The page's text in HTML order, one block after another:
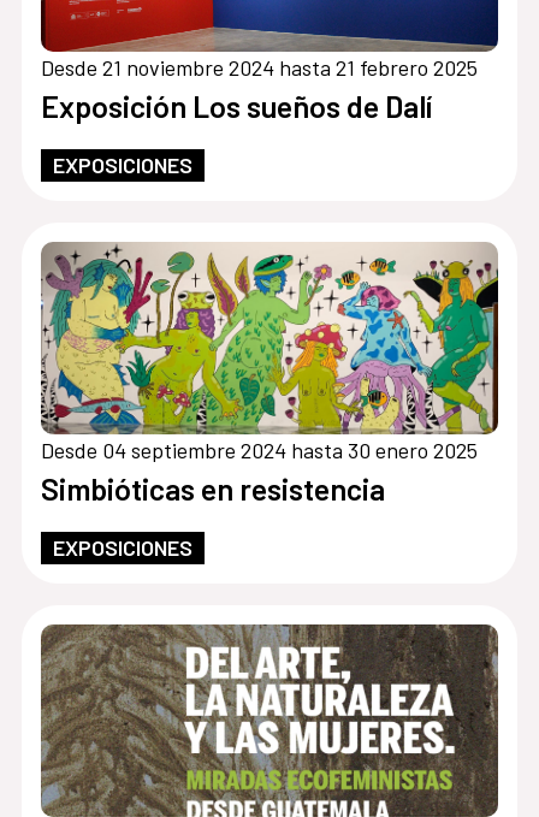
Desde 21 noviembre 2024 hasta 21 febrero 2025
Exposición Los sueños de Dalí
EXPOSICIONES
Desde 04 septiembre 2024 hasta 30 enero 2025
Simbióticas en resistencia
EXPOSICIONES